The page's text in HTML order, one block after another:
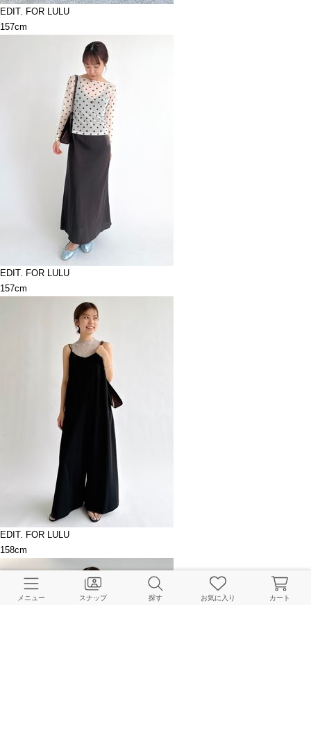
EDIT. FOR LULU
157cm
EDIT. FOR LULU
157cm
EDIT. FOR LULU
158cm
メニュー スナップ 探す お気に入り カート